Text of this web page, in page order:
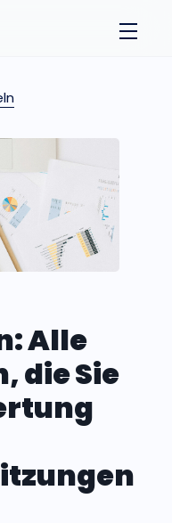
Alle
die Sie